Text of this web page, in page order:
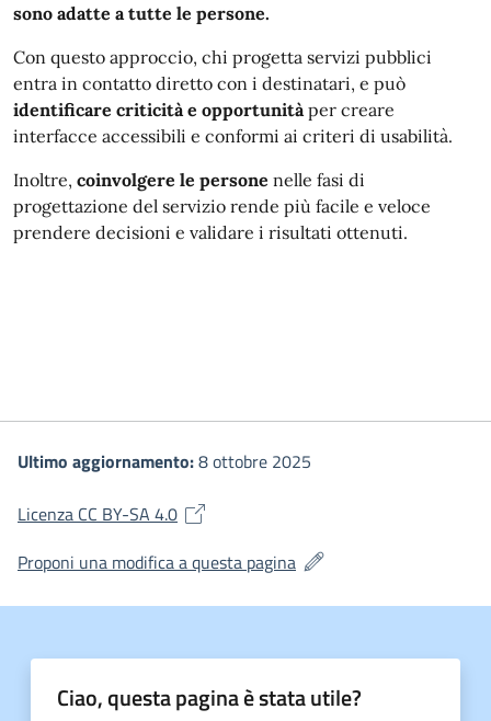
sono adatte a tutte le persone.
Con questo approccio, chi progetta servizi pubblici
entra in contatto diretto con i destinatari, e può
identificare criticità e opportunità per creare
interfacce accessibili e conformi ai criteri di usabilità.
Inoltre, coinvolgere le persone nelle fasi di
progettazione del servizio rende più facile e veloce
prendere decisioni e validare i risultati ottenuti.
Ultimo aggiornamento:8 ottobre 2025
Licenza CC BY-SA 4.0(si apre in una nuova finestra)
Proponi una modifica a questa pagina(si apre in una nuova
Ciao, questa pagina è stata utile?